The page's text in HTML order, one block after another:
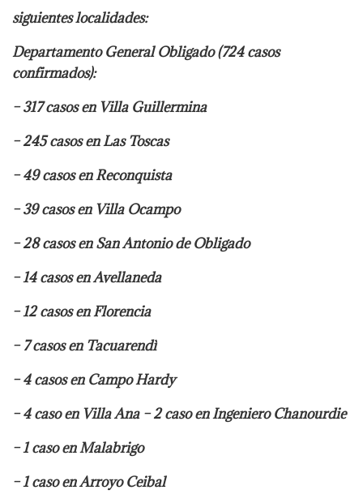
siguientes localidades:
Departamento General Obligado (724 casos
confirmados):
– 317 casos en Villa Guillermina
– 245 casos en Las Toscas
– 49 casos en Reconquista
– 39 casos en Villa Ocampo
– 28 casos en San Antonio de Obligado
– 14 casos en Avellaneda
– 12 casos en Florencia
– 7 casos en Tacuarendì
– 4 casos en Campo Hardy
– 4 caso en Villa Ana – 2 caso en Ingeniero Chanourdie
– 1 caso en Malabrigo
– 1 caso en Arroyo Ceibal